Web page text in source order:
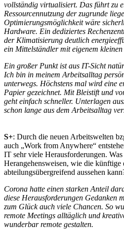
vollständig virtualisiert. Das führt zu
Ressourcennutzung der zugrunde
Optimierungsmöglichkeit wäre
Hardware. Ein dediziertes
der Klimatisierung deutlich
ein Mittelständler mit eigenem kleinen
Ein großer Punkt ist aus IT-Sicht
Ich bin in meinem Arbeitsalltag
unterwegs. Höchstens mal wird eine
Papier gezeichnet. Mit Bleistift und
geht einfach schneller. Unterlagen
schon lange aus dem Arbeitsalltag
S+: Durch die neuen Arbeitswelten
auch „Work from Anywhere“
IT sehr viele Herausforderungen.
Herangehensweisen, wie die künftige
abteilungsübergreifend aussehen
Corona hatte einen starken Anteil
diese Herausforderungen Gedanken
zum Glück auch viele Chancen. So
remote Meetings alltäglich und
wunderbar remote gestalten.